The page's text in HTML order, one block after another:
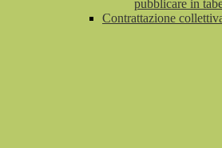
pubblicare in
Contrattazione